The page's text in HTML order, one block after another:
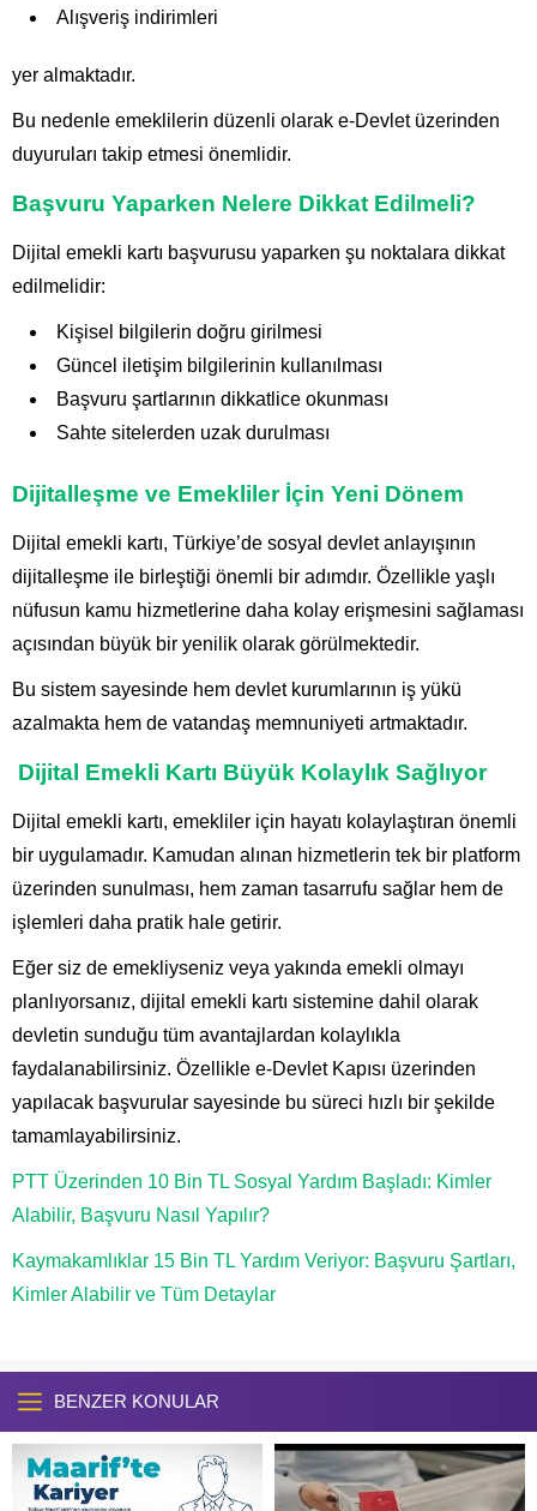
Alışveriş indirimleri
yer almaktadır.
Bu nedenle emeklilerin düzenli olarak e-Devlet üzerinden
duyuruları takip etmesi önemlidir.
Başvuru Yaparken Nelere Dikkat Edilmeli?
Dijital emekli kartı başvurusu yaparken şu noktalara dikkat
edilmelidir:
Kişisel bilgilerin doğru girilmesi
Güncel iletişim bilgilerinin kullanılması
Başvuru şartlarının dikkatlice okunması
Sahte sitelerden uzak durulması
Dijitalleşme ve Emekliler İçin Yeni Dönem
Dijital emekli kartı, Türkiye’de sosyal devlet anlayışının
dijitalleşme ile birleştiği önemli bir adımdır. Özellikle yaşlı
nüfusun kamu hizmetlerine daha kolay erişmesini sağlaması
açısından büyük bir yenilik olarak görülmektedir.
Bu sistem sayesinde hem devlet kurumlarının iş yükü
azalmakta hem de vatandaş memnuniyeti artmaktadır.
Dijital Emekli Kartı Büyük Kolaylık Sağlıyor
Dijital emekli kartı, emekliler için hayatı kolaylaştıran önemli
bir uygulamadır. Kamudan alınan hizmetlerin tek bir platform
üzerinden sunulması, hem zaman tasarrufu sağlar hem de
işlemleri daha pratik hale getirir.
Eğer siz de emekliyseniz veya yakında emekli olmayı
planlıyorsanız, dijital emekli kartı sistemine dahil olarak
devletin sunduğu tüm avantajlardan kolaylıkla
faydalanabilirsiniz. Özellikle e-Devlet Kapısı üzerinden
yapılacak başvurular sayesinde bu süreci hızlı bir şekilde
tamamlayabilirsiniz.
PTT Üzerinden 10 Bin TL Sosyal Yardım Başladı: Kimler
Alabilir, Başvuru Nasıl Yapılır?
Kaymakamlıklar 15 Bin TL Yardım Veriyor: Başvuru Şartları,
Kimler Alabilir ve Tüm Detaylar
BENZER KONULAR